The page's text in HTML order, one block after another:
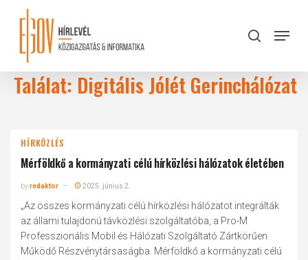
content
search
Menu
Találat: Digitális Jólét Gerinchálózat
HÍRKÖZLÉS
Mérföldkő a kormányzati célú hírközlési hálózatok életében
byredaktor 2025. június 2.
„Az összes kormányzati célú hírközlési hálózatot integrálták
az állami tulajdonú távközlési szolgáltatóba, a Pro-M
Professzionális Mobil és Hálózati Szolgáltató Zártkörűen
Működő Részvénytársaságba. Mérföldkő a kormányzati célú
Close